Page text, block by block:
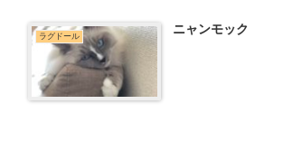
ラグドール ニャンモック